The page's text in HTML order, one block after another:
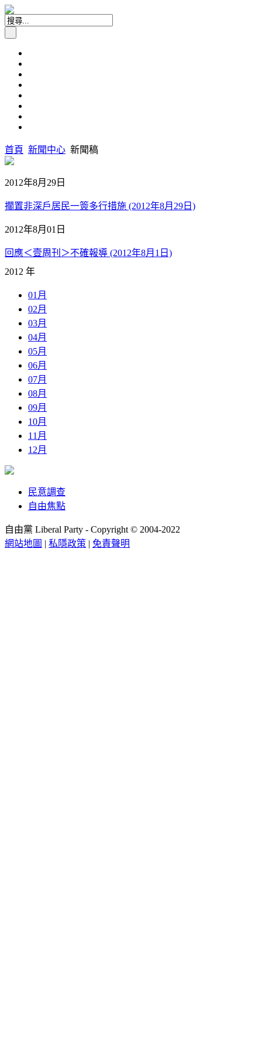
首頁 新聞中心 新聞稿
2012年8月29日
擱置非深戶居民一簽多行措施 (2012年8月29日)
2012年8月01日
回應＜壹周刊＞不確報導 (2012年8月1日)
2012 年
01月
02月
03月
04月
05月
06月
07月
08月
09月
10月
11月
12月
民意調查
自由焦點
自由黨 Liberal Party - Copyright © 2004-2022
網站地圖 | 私隱政策 | 免責聲明